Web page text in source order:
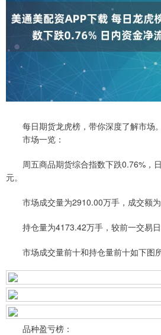
每日期货龙虎榜，带你深度了解市场。
市场一览：
周五商品期货综合指数下跌0.76%，
元。
市场成交量为2910.00万手，成交额为
持仓量为4173.42万手，较前一交易日
市场成交量前十和持仓量前十如下图
品种盈亏榜：